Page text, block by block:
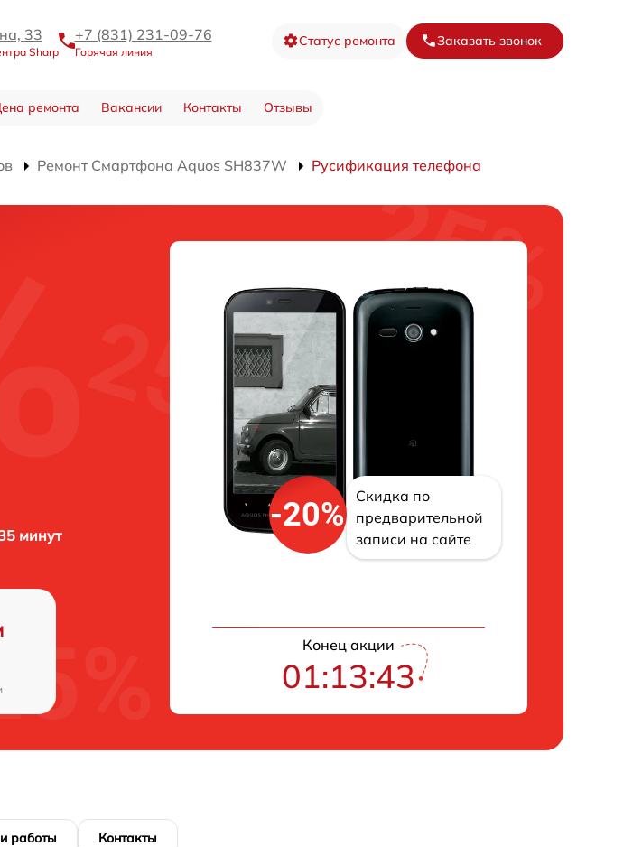
33
Sharp
+7 (831) 231-09-76
Горячая линия
Статус ремонта Заказать звонок
ремонта Вакансии Контакты Отзывы
Ремонт Смартфона Aquos SH837W Русификация телефона
минут
-20%
Скидка по
предварительной
записи на сайте
Конец акции
01:13:42
работы Контакты